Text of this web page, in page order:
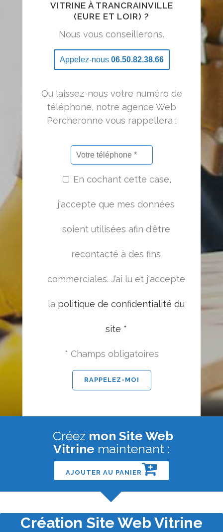
VITRINE À TRANCRAINVILLE
(EURE ET LOIR) ?
Nous vous conseillerons.
Appelez-nous 06.50.82.38.66
Ou laissez-nous votre numéro de
téléphone, notre agence Web
Percheronne vous rappellera :
En cochant cette case,
j'accepte que mes données
soient utilisées afin d'être
recontacté à des fins
commerciales. J’ai lu et j'accepte
la politique de confidentialité du
site *
* Champs obligatoires
Créez mon Site Web
Vitrine maintenant :
AJOUTER AU PANIER
Création Site Web Vitrine